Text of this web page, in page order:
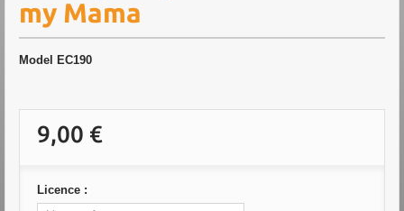
my Mama
Model EC190
9,00 €
Licence :